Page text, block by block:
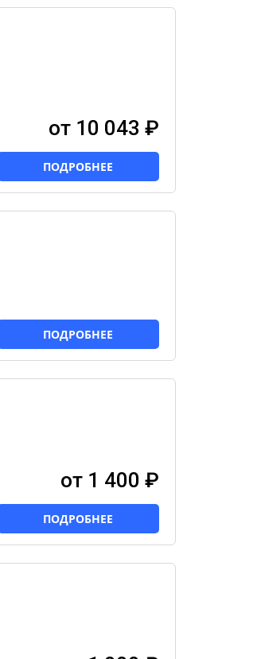
от 10 043 ₽
ПОДРОБНЕЕ
ПОДРОБНЕЕ
от 1 400 ₽
ПОДРОБНЕЕ